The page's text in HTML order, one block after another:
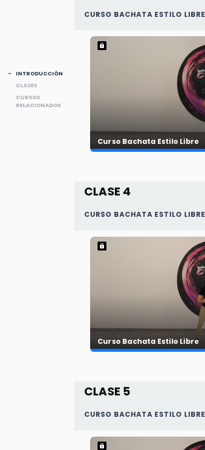
INTRODUCCIÓN
CLASES
CURSOS
RELACIONADOS
CURSO BACHATA ESTILO LIBRE
Curso Bachata Estilo Libre
CLASE 4
CURSO BACHATA ESTILO LIBRE
Curso Bachata Estilo Libre
CLASE 5
CURSO BACHATA ESTILO LIBRE